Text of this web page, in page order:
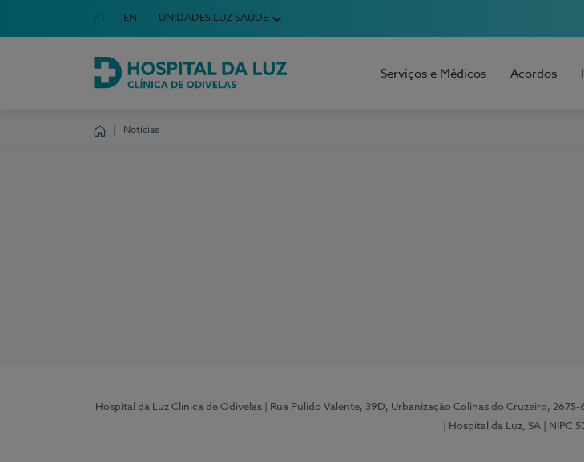
Escolha o seu idioma
Idioma em Português
PT English Language
EN UNIDADES LUZ SAÚDE
Hospital da Luz Clínica de Odivelas
Serviços e Médicos Acordos
Notícias
Hospital da Luz Clínica de Odivelas | Rua Pulido Valente, 39D, Urbanização Colinas do Cruzeiro, 2675-
| Hospital da Luz, SA
| NIPC